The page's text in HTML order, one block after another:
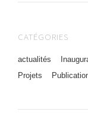
CATÉGORIES
actualités
Projets